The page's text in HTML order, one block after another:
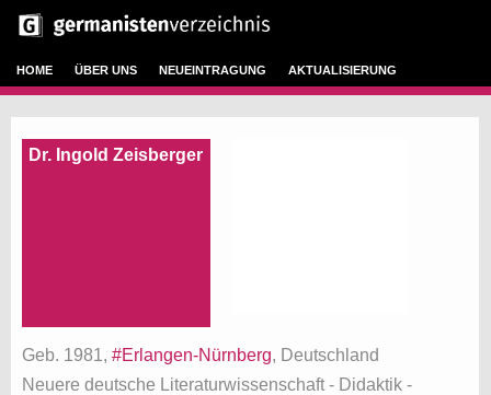
HOME ÜBER UNS NEUEINTRAGUNG AKTUALISIERUNG
Dr. Ingold Zeisberger
Geb. 1981, #Erlangen-Nürnberg, Deutschland
Neuere deutsche Literaturwissenschaft - Didaktik -